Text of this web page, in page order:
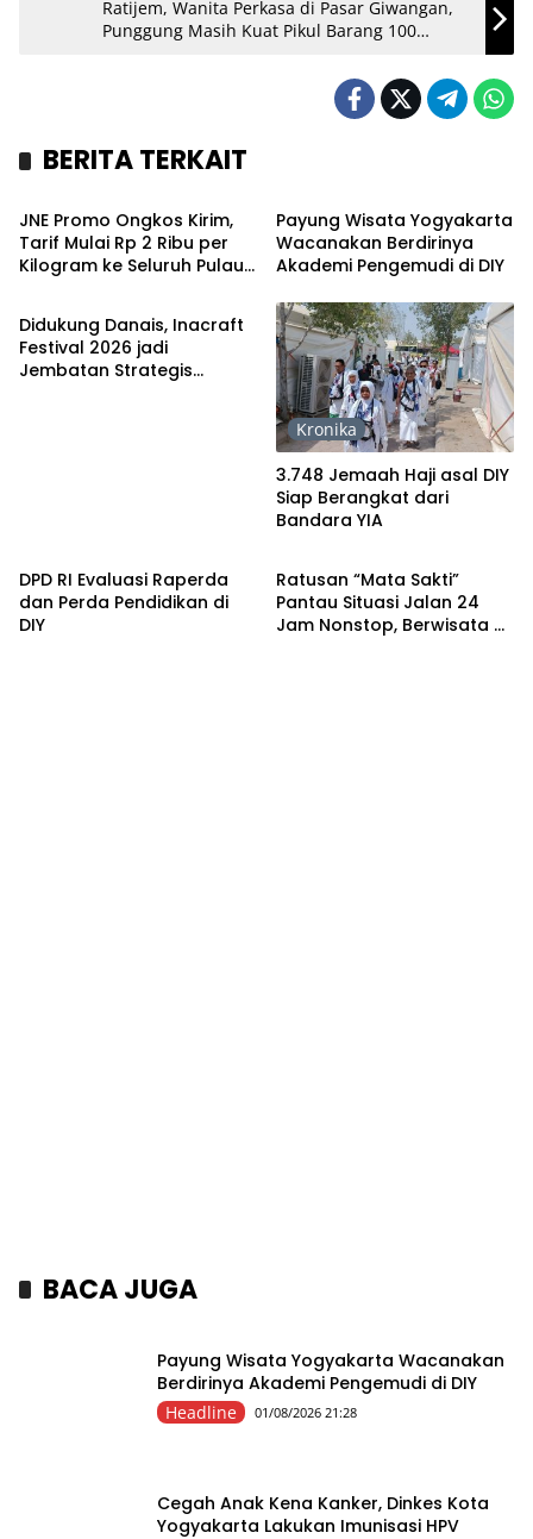
Ratijem, Wanita Perkasa di Pasar Giwangan,
Punggung Masih Kuat Pikul Barang 100
BERITA TERKAIT
Bisnis
JNE Promo Ongkos Kirim,
Tarif Mulai Rp 2 Ribu per
Kilogram ke Seluruh Pulau
Payung Wisata Yogyakarta
Wacanakan Berdirinya
Akademi Pengemudi di DIY
Headline
Didukung Danais, Inacraft
Festival 2026 jadi
Jembatan Strategis
Kronika
3.748 Jemaah Haji asal DIY
Siap Berangkat dari
Bandara YIA
DPD RI Evaluasi Raperda
dan Perda Pendidikan di
DIY
Kronika
Ratusan “Mata Sakti”
Pantau Situasi Jalan 24
Jam Nonstop, Berwisata di
BACA JUGA
Payung Wisata Yogyakarta Wacanakan
Berdirinya Akademi Pengemudi di DIY
Headline 01/08/2026 21:28
Cegah Anak Kena Kanker, Dinkes Kota
Yogyakarta Lakukan Imunisasi HPV